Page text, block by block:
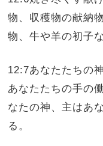
物、収穫物の献納
物、牛や羊の初子
12:7あなたたちの
あなたたちの手の
なたの神、主はあ
る。